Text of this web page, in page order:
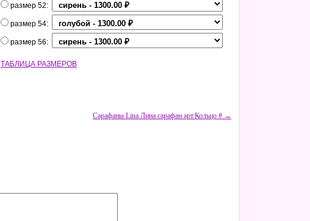
размер 52:
размер 54:
размер 56:
ТАБЛИЦА РАЗМЕРОВ
Сарафаны Lina Лина сарафан арт.Кольцо # →